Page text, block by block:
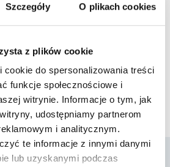
Szczegóły O plikach cookies
z plików cookie
do spersonalizowania treści
funkcje społecznościowe i
witrynie. Informacje o tym, jak
udostępniamy partnerom
i analitycznym.
te informacje z innymi danymi
lub uzyskanymi podczas